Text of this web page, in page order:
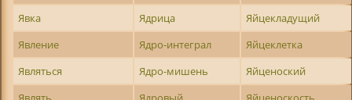
Явка
Ядрица
Яйцекладущий
Явление
Ядро-интеграл
Яйцеклетка
Являться
Ядро-мишень
Яйценоский